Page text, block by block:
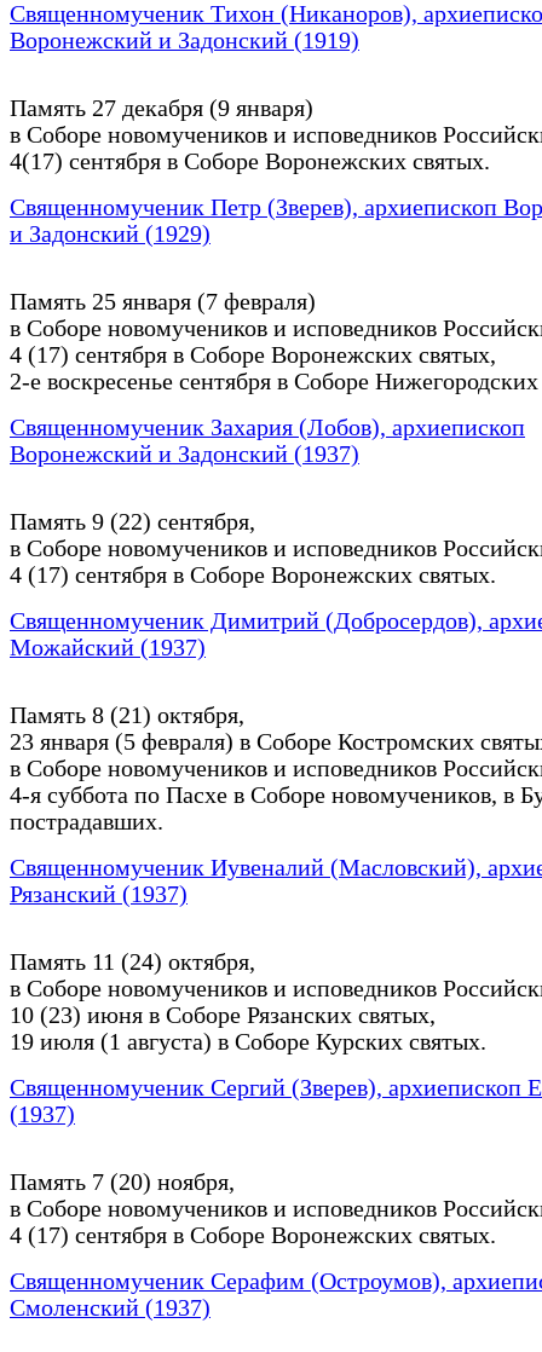
Священномученик Тихон (Никаноров),
Воронежский и Задонский (1919)
Память 27 декабря (9 января)
в Соборе новомучеников и исповедников
4(17) сентября в Соборе Воронежских святых.
Священномученик Петр (Зверев), архиепископ
и Задонский (1929)
Память 25 января (7 февраля)
в Соборе новомучеников и исповедников
4 (17) сентября в Соборе Воронежских святых,
2-е воскресенье сентября в Соборе
Священномученик Захария (Лобов), архиепископ
Воронежский и Задонский (1937)
Память 9 (22) сентября,
в Соборе новомучеников и исповедников
4 (17) сентября в Соборе Воронежских святых.
Священномученик Димитрий (Добросердов),
Можайский (1937)
Память 8 (21) октября,
23 января (5 февраля) в Соборе Костромских
в Соборе новомучеников и исповедников
4-я суббота по Пасхе в Соборе новомучеников, в
пострадавших.
Священномученик Иувеналий (Масловский),
Рязанский (1937)
Память 11 (24) октября,
в Соборе новомучеников и исповедников
10 (23) июня в Соборе Рязанских святых,
19 июля (1 августа) в Соборе Курских святых.
Священномученик Сергий (Зверев), архиепископ
(1937)
Память 7 (20) ноября,
в Соборе новомучеников и исповедников
4 (17) сентября в Соборе Воронежских святых.
Священномученик Серафим (Остроумов),
Смоленский (1937)